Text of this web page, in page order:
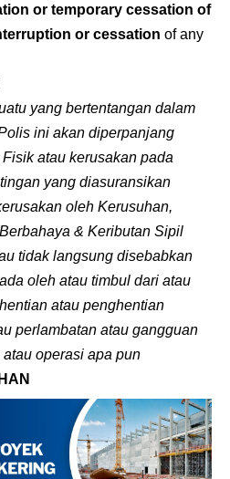
or temporary cessation of
or cessation of any
yang bertentangan dalam
ini akan diperpanjang
atau kerusakan pada
yang diasuransikan
oleh Kerusuhan,
& Keributan Sipil
tidak langsung disebabkan
oleh atau timbul dari atau
atau penghentian
perlambatan atau gangguan
operasi apa pun